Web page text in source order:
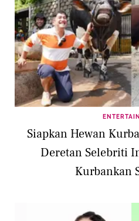
Siapkan Hewan
Deretan Selebriti
Kurbankan